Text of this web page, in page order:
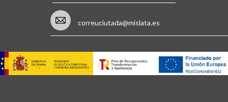
correuciutada@mislata.es